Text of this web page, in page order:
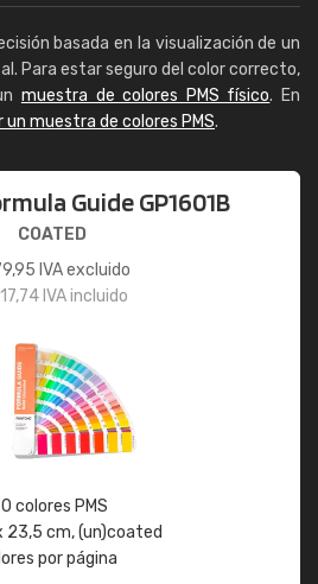
basada en la visualización de un
Para estar seguro del color correcto,
muestra de colores PMS físico. En
un muestra de colores PMS.
Guide GP1601B
COATED
IVA excluido
IVA incluido
colores PMS
23,5 cm, (un)coated
por página